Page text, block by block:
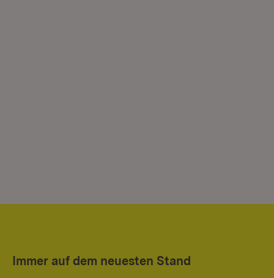
Immer auf dem neuesten Stand